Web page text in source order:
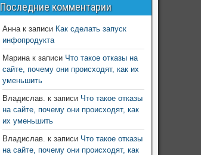
Последние комментарии
Аннак записи Как сделать запуск
инфопродукта
Маринак записи Что такое отказы на
сайте, почему они происходят, как их
уменьшить
Владислав. к записи Что такое отказы
на сайте, почему они происходят, как
их уменьшить
Владислав. к записи Что такое отказы
на сайте, почему они происходят, как